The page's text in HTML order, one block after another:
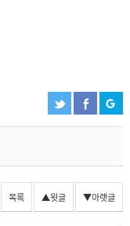
목록 ▲윗글 ▼아랫글